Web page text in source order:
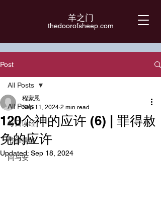
羊之门
​thedoorofsheep.com
Post
All Posts
每日读经
节律操练
问与安
All Posts
120个神的应许 (6) | 罪得赦
免的应许
程蒙恩
Sep 11, 2024 2 min read
Updated: Sep 18, 2024